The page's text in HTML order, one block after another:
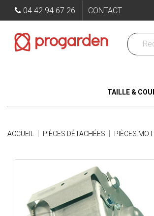
04 42 94 67 26 CONTACT
TAILLE &
ACCUEIL PIÈCES DÉTACHÉES PIÈCES